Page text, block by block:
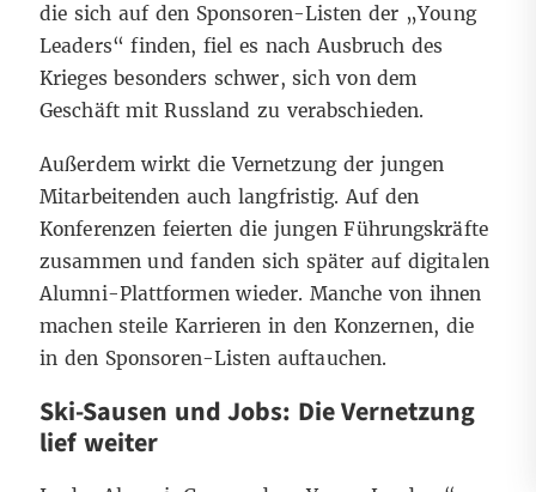
die sich auf den Sponsoren-Listen der „Young
Leaders“ finden, fiel es nach Ausbruch des
Krieges besonders schwer, sich von dem
Geschäft mit Russland zu verabschieden.
Außerdem wirkt die Vernetzung der jungen
Mitarbeitenden auch langfristig. Auf den
Konferenzen feierten die jungen Führungskräfte
zusammen und fanden sich später auf digitalen
Alumni-Plattformen wieder. Manche von ihnen
machen steile Karrieren in den Konzernen, die
in den Sponsoren-Listen auftauchen.
Ski-Sausen und Jobs: Die Vernetzung
lief weiter